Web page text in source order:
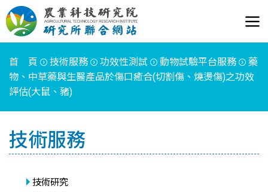
首 頁 技術服務 功效性測試 動物試驗平台服務
藥
物、中草藥與生醫產品於傷口癒合(切割傷、燒燙傷)之功效
評估(大鼠、豬)
技術服務
技術研究